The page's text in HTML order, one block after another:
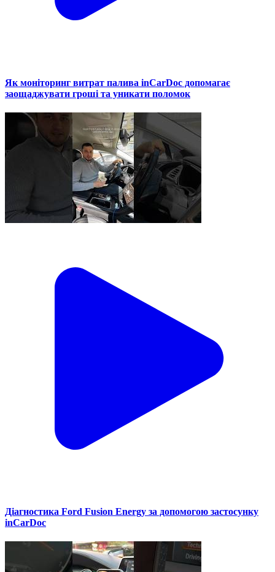
Як моніторинг витрат палива inCarDoc допомагає
заощаджувати гроші та уникати поломок
Діагностика Ford Fusion Energy за допомогою застосунку
inCarDoc